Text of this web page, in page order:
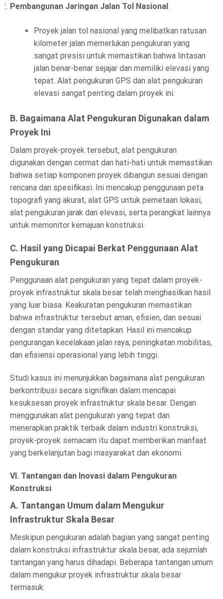
Pembangunan Jaringan Jalan Tol Nasional
Proyek jalan tol nasional yang melibatkan ratusan
kilometer jalan memerlukan pengukuran yang
sangat presisi untuk memastikan bahwa lintasan
jalan benar-benar sejajar dan memiliki elevasi yang
tepat. Alat pengukuran GPS dan alat pengukuran
elevasi sangat penting dalam proyek ini.
B. Bagaimana Alat Pengukuran Digunakan dalam
Proyek Ini
Dalam proyek-proyek tersebut, alat pengukuran
digunakan dengan cermat dan hati-hati untuk memastikan
bahwa setiap komponen proyek dibangun sesuai dengan
rencana dan spesifikasi. Ini mencakup penggunaan peta
topografi yang akurat, alat GPS untuk pemetaan lokasi,
alat pengukuran jarak dan elevasi, serta perangkat lainnya
untuk memonitor kemajuan konstruksi.
C. Hasil yang Dicapai Berkat Penggunaan Alat
Pengukuran
Penggunaan alat pengukuran yang tepat dalam proyek-
proyek infrastruktur skala besar telah menghasilkan hasil
yang luar biasa. Keakuratan pengukuran memastikan
bahwa infrastruktur tersebut aman, efisien, dan sesuai
dengan standar yang ditetapkan. Hasil ini mencakup
pengurangan kecelakaan jalan raya, peningkatan mobilitas,
dan efisiensi operasional yang lebih tinggi.
Studi kasus ini menunjukkan bagaimana alat pengukuran
berkontribusi secara signifikan dalam mencapai
kesuksesan proyek infrastruktur skala besar. Dengan
menggunakan alat pengukuran yang tepat dan
menerapkan praktik terbaik dalam industri konstruksi,
proyek-proyek semacam itu dapat memberikan manfaat
yang berkelanjutan bagi masyarakat dan ekonomi.
VI. Tantangan dan Inovasi dalam Pengukuran
Konstruksi
A. Tantangan Umum dalam Mengukur
Infrastruktur Skala Besar
Meskipun pengukuran adalah bagian yang sangat penting
dalam konstruksi infrastruktur skala besar, ada sejumlah
tantangan yang harus dihadapi. Beberapa tantangan umum
dalam mengukur proyek infrastruktur skala besar
termasuk: